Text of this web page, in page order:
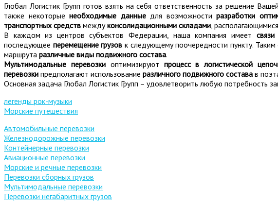
Глобал Логистик Групп готов взять на себя ответственность за решение
также некоторыенеобходимые данныедля возможностиразработки
транспортных средств междуконсолидационными складами ,
В каждом из центров субъектов Федерации, наша компания имеет
последующее перемещение грузов к следующему поочередности пункту.
маршрута различные виды подвижного состава.
Мультимодальные перевозкиоптимизируют процесс в логистической
перевозки предполагают использование различного подвижного состава в
Основная задача Глобал Логистик Групп – удовлетворить любую потребность
легенды рок-музыки
Морские путешествия
Автомобильные перевозки
Железнодорожные перевозки
Контейнерные перевозки
Авиационные перевозки
Морские и речные перевозки
Перевозки сборных грузов
Мультимодальные перевозки
Перевозки негабаритных грузов